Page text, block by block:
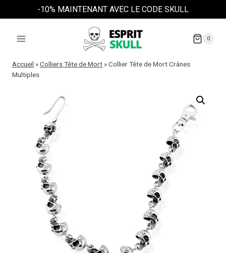
au
-10% MAINTENANT AVEC LE CODE SKULL
0
Accueil »Colliers Tête de Mort »Collier Tête de Mort Crânes
Multiples